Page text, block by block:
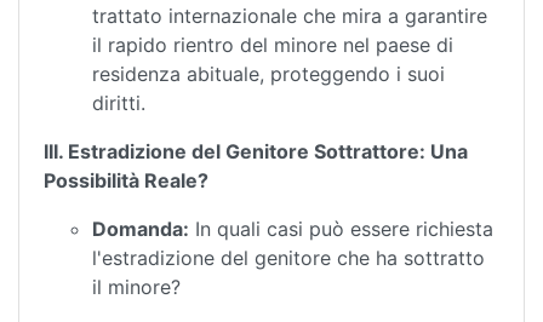
trattato internazionale che mira a garantire
il rapido rientro del minore nel paese di
residenza abituale, proteggendo i suoi
diritti.
III. Estradizione del Genitore Sottrattore: Una
Possibilità Reale?
Domanda: In quali casi può essere richiesta
l'estradizione del genitore che ha sottratto
il minore?